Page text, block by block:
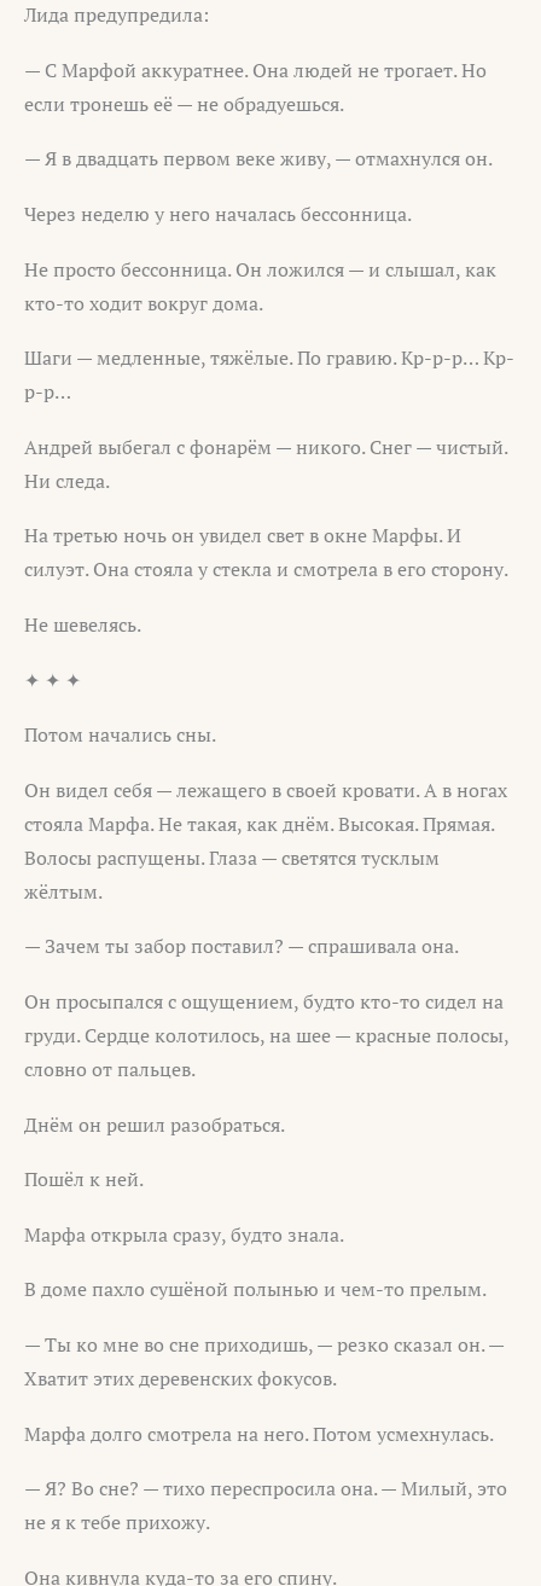
Лида предупредила:
— С Марфой аккуратнее. Она людей не трогает. Но
если тронешь её — не обрадуешься.
— Я в двадцать первом веке живу, — отмахнулся он.
Через неделю у него началась бессонница.
Не просто бессонница. Он ложился — и слышал, как
кто-то ходит вокруг дома.
Шаги — медленные, тяжёлые. По гравию. Кр-р-р… Кр-
р-р…
Андрей выбегал с фонарём — никого. Снег — чистый.
Ни следа.
На третью ночь он увидел свет в окне Марфы. И
силуэт. Она стояла у стекла и смотрела в его сторону.
Не шевелясь.
✦ ✦ ✦
Потом начались сны.
Он видел себя — лежащего в своей кровати. А в ногах
стояла Марфа. Не такая, как днём. Высокая. Прямая.
Волосы распущены. Глаза — светятся тусклым
жёлтым.
— Зачем ты забор поставил? — спрашивала она.
Он просыпался с ощущением, будто кто-то сидел на
груди. Сердце колотилось, на шее — красные полосы,
словно от пальцев.
Днём он решил разобраться.
Пошёл к ней.
Марфа открыла сразу, будто знала.
В доме пахло сушёной полынью и чем-то прелым.
— Ты ко мне во сне приходишь, — резко сказал он. —
Хватит этих деревенских фокусов.
Марфа долго смотрела на него. Потом усмехнулась.
— Я? Во сне? — тихо переспросила она. — Милый, это
не я к тебе прихожу.
Она кивнула куда-то за его спину.